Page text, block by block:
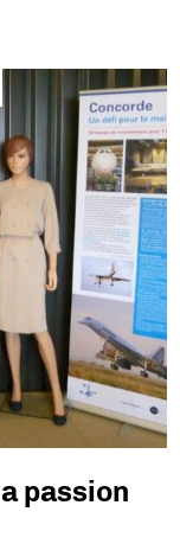
passion